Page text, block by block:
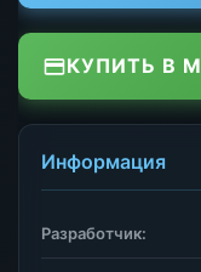
КУПИТЬ В
Информация
Разработчик: